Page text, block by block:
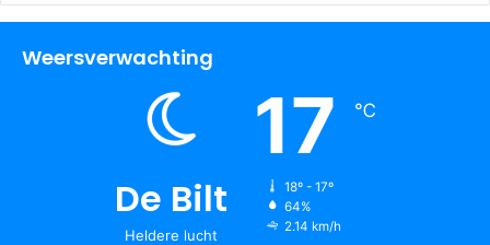
Weersverwachting
De Bilt
Heldere lucht
17 ℃
18º - 17º
64%
2.14 km/h